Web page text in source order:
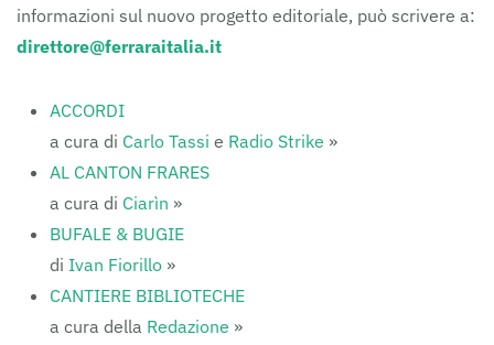
informazioni sul nuovo progetto editoriale, può scrivere a:
direttore@ferraraitalia.it
ACCORDI
a cura di Carlo Tassi e Radio Strike »
AL CANTON FRARES
a cura di Ciarìn »
BUFALE & BUGIE
di Ivan Fiorillo »
CANTIERE BIBLIOTECHE
a cura della Redazione »